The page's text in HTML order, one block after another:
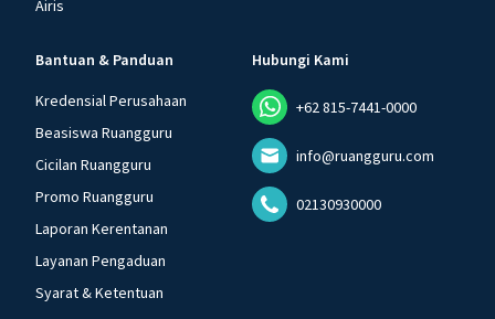
Airis
Bantuan & Panduan
Kredensial Perusahaan
Beasiswa Ruangguru
Cicilan Ruangguru
Promo Ruangguru
Laporan Kerentanan
Layanan Pengaduan
Syarat & Ketentuan
Hubungi Kami
+62 815-7441-0000
info@ruangguru.com
02130930000